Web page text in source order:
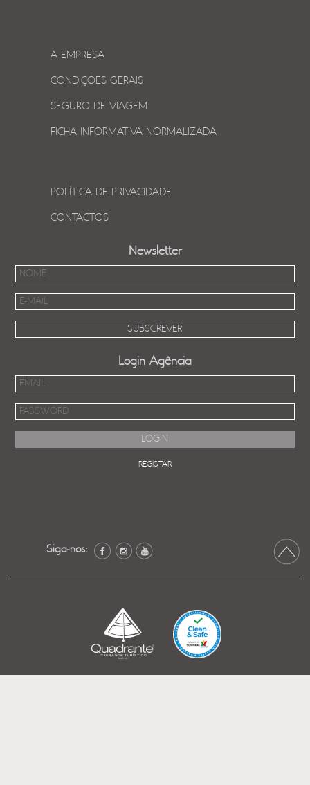
A EMPRESA
CONDIÇÕES GERAIS
SEGURO DE VIAGEM
FICHA INFORMATIVA NORMALIZADA
POLÍTICA DE PRIVACIDADE
CONTACTOS
Newsletter
Login Agência
REGISTAR
Siga-nos: